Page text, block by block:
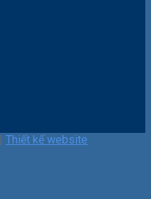
Thiết kế website